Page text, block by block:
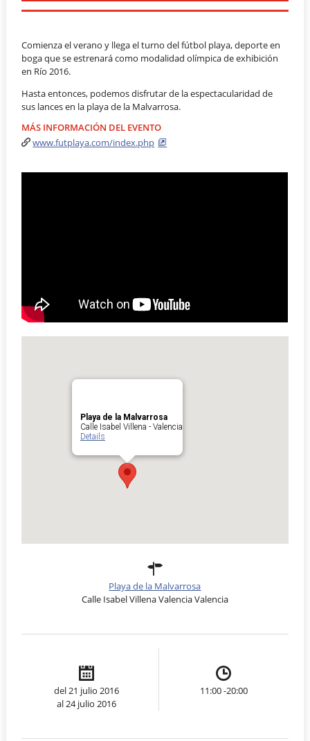
Comienza el verano y llega el turno del fútbol playa, deporte en
boga que se estrenará como modalidad olímpica de exhibición
en Río 2016.
Hasta entonces, podemos disfrutar de la espectacularidad de
sus lances en la playa de la Malvarrosa.
MÁS INFORMACIÓN DEL EVENTO
www.futplaya.com/index.php
Playa de la Malvarrosa
Calle Isabel Villena - Valencia
Details
Playa de la Malvarrosa
Calle Isabel Villena Valencia Valencia
del 21 julio 2016
al 24 julio 2016
11:00 -20:00